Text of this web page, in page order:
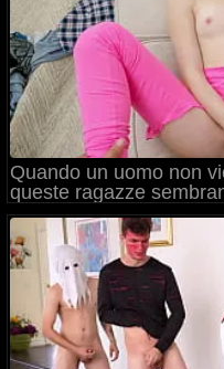
Quando un uomo non
queste ragazze